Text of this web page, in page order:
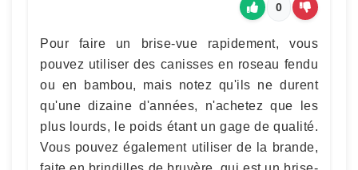
0
Pour faire un brise-vue rapidement, vous
pouvez utiliser des canisses en roseau fendu
ou en bambou, mais notez qu'ils ne durent
qu'une dizaine d'années, n'achetez que les
plus lourds, le poids étant un gage de qualité.
Vous pouvez également utiliser de la brande,